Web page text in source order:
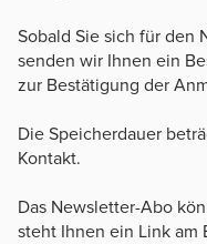
Sobald Sie sich für den
senden wir Ihnen ein
zur Bestätigung der
Die Speicherdauer
Kontakt.
Das Newsletter-Abo
steht Ihnen ein Link am